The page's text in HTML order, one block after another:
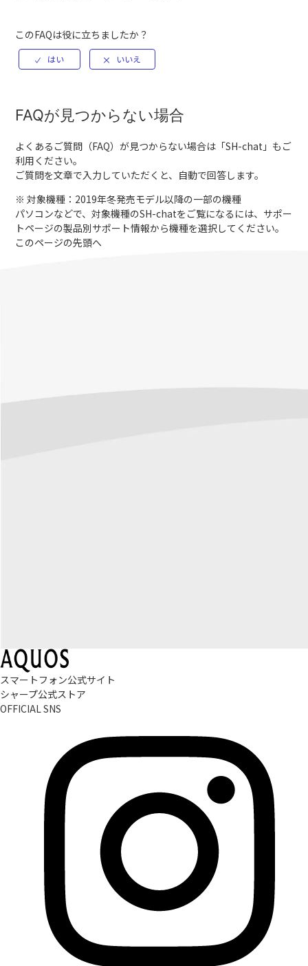
このFAQは役に立ちましたか？
FAQが見つからない場合
よくあるご質問（FAQ）が見つからない場合は「SH-chat 」もご
利用ください。
ご質問を文章で入力していただくと、自動で回答します。
※ 対象機種：2019年冬発売モデル以降の一部の機種
パソコンなどで、対象機種のSH-chatをご覧になるには、サポー
トページの製品別サポート情報から機種を選択してください。
このページの先頭へ
スマートフォン公式サイト
シャープ公式ストア
OFFICIAL SNS